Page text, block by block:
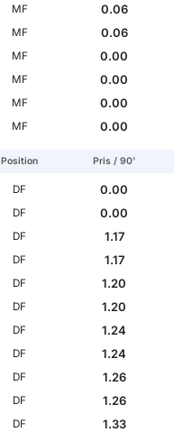
MF
0.06
MF
0.06
MF
0.00
MF
0.00
MF
0.00
MF 0.00
Position Pris / 90'
DF
0.00
DF
0.00
DF
1.17
DF
1.17
DF
1.20
DF
1.20
DF
1.24
DF
1.24
DF
1.26
DF
1.26
DF
1.33